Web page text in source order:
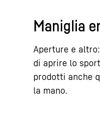
Maniglia
Aperture e
di aprire lo
prodotti anche
la mano.